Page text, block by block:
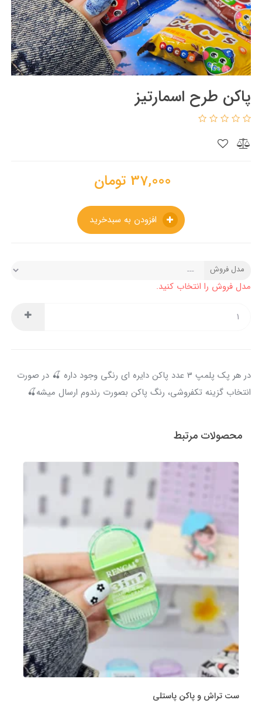
پاکن طرح اسمارتیز
37,000 تومان
مدل فروش
مدل فروش را انتخاب کنید.
در هر پک پلمپ ۳ عدد پاکن دایره ای رنگی وجود داره 🍒 در صورت
انتخاب گزینه تکفروشی، رنگ پاکن بصورت رندوم ارسال میشه🍒
محصولات مرتبط
ست تراش و پاکن پاستلی